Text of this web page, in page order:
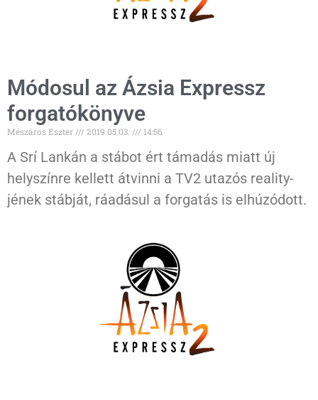
Módosul az Ázsia Expressz
forgatókönyve
Mészáros Eszter 2019.05.03. 14:56
A Srí Lankán a stábot ért támadás miatt új
helyszínre kellett átvinni a TV2 utazós reality-
jének stábját, ráadásul a forgatás is elhúzódott.